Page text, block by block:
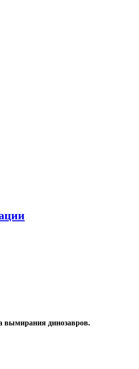
вымирания динозавров.